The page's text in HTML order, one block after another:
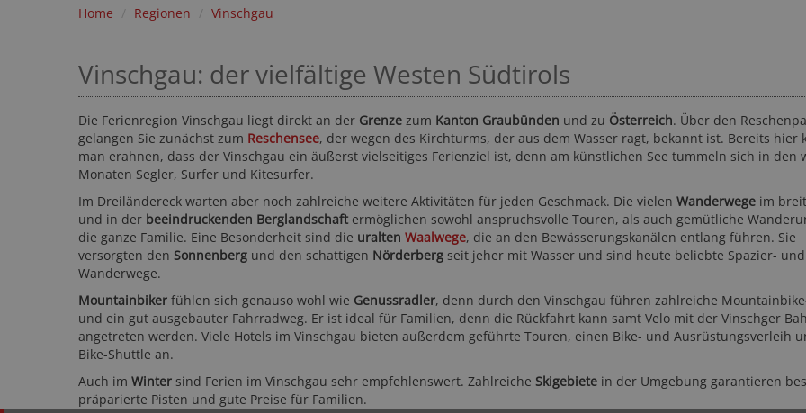
Home / Regionen / Vinschgau
Vinschgau: der vielfältige Westen Südtirols
Die Ferienregion Vinschgau liegt direkt an der Grenze zum Kanton Graubünden und zu Österreich. Über den
gelangen Sie zunächst zum Reschensee, der wegen des Kirchturms, der aus dem Wasser ragt, bekannt ist. Bereits hier
man erahnen, dass der Vinschgau ein äußerst vielseitiges Ferienziel ist, denn am künstlichen See tummeln sich in den
Monaten Segler, Surfer und Kitesurfer.
Im Dreiländereck warten aber noch zahlreiche weitere Aktivitäten für jeden Geschmack. Die vielen Wanderwege im
und in der beeindruckenden Berglandschaft ermöglichen sowohl anspruchsvolle Touren, als auch gemütliche
die ganze Familie. Eine Besonderheit sind die uralten Waalwege, die an den Bewässerungskanälen entlang führen. Sie
versorgten den Sonnenberg und den schattigen Nörderberg seit jeher mit Wasser und sind heute beliebte Spazier- und
Wanderwege.
Mountainbiker fühlen sich genauso wohl wie Genussradler, denn durch den Vinschgau führen zahlreiche
und ein gut ausgebauter Fahrradweg. Er ist ideal für Familien, denn die Rückfahrt kann samt Velo mit der Vinschger
angetreten werden. Viele Hotels im Vinschgau bieten außerdem geführte Touren, einen Bike- und Ausrüstungsverleih
Bike-Shuttle an.
Auch im Winter sind Ferien im Vinschgau sehr empfehlenswert. Zahlreiche Skigebiete in der Umgebung garantieren
präparierte Pisten und gute Preise für Familien.
Hotel Sand ****S
Vinschgau - Kastelbell - Tschars